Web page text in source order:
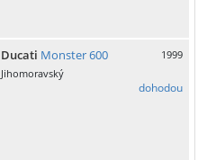
Ducati Monster 600
1999
Jihomoravský
dohodou